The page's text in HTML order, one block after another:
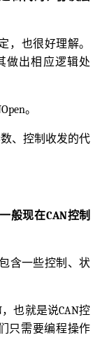
，也很好理解。
做出相应逻辑处
。
、控制收发的代
一般现在CAN控制
含一些控制、状
也就是说CAN控
只需要编程操作